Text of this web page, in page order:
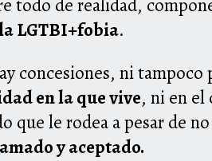
todo de realidad,
LGTBI+fobia.
concesiones, ni tampoco
en la que vive, ni en el
que le rodea a pesar de
y aceptado.